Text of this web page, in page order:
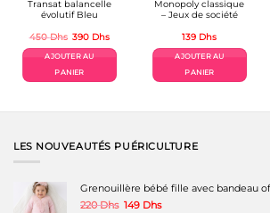
Transat balancelle
évolutif Bleu
450Dhs Le
initial
était :
450 Dhs.
390 DhsLe
actuel
AJOUTER AU
PANIER
Monopoly classique
– Jeux de société
139 Dhs
AJOUTER AU
PANIER
LES NOUVEAUTÉS PUÉRICULTURE
Grenouillère bébé fille avec bandeau
220Dhs Le
149 DhsLe